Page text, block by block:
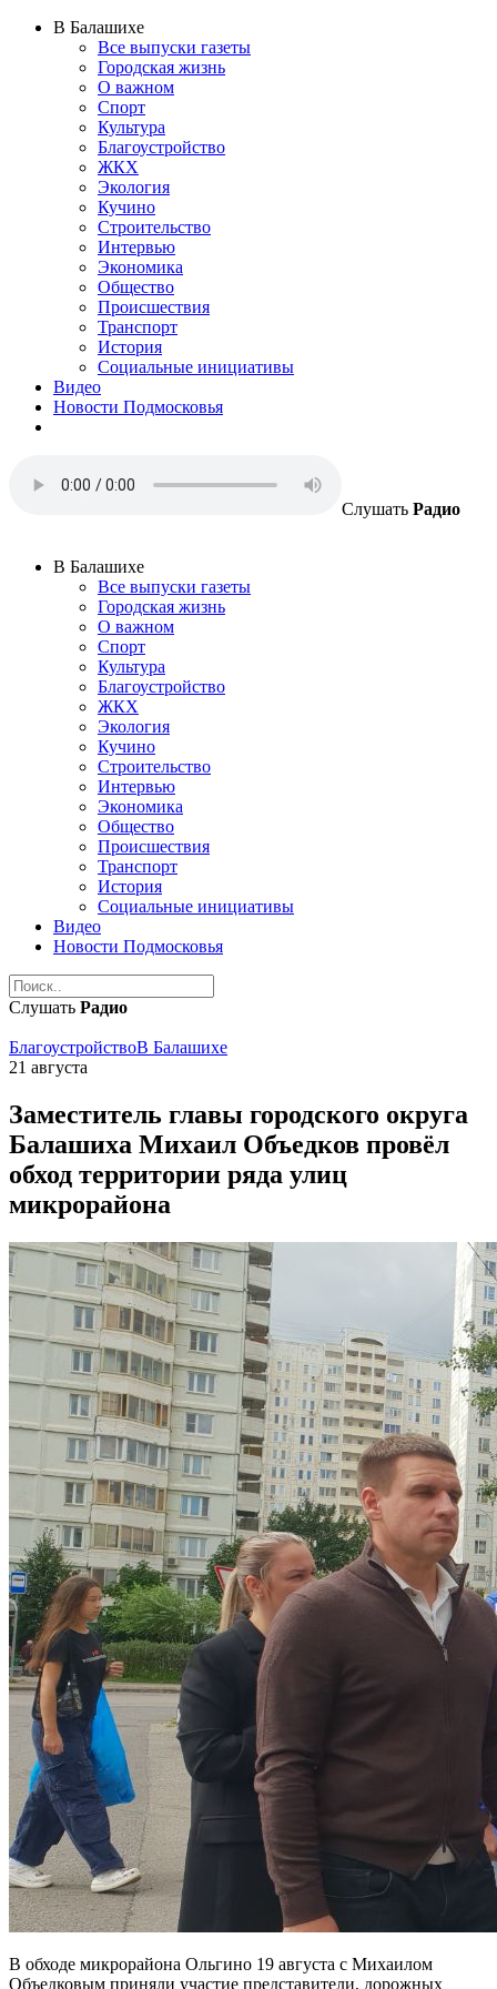
В Балашихе
Все выпуски газеты
Городская жизнь
О важном
Спорт
Культура
Благоустройство
ЖКХ
Экология
Кучино
Строительство
Интервью
Экономика
Общество
Происшествия
Транспорт
История
Социальные инициативы
Видео
Новости Подмосковья
Слушать Радио
В Балашихе
Все выпуски газеты
Городская жизнь
О важном
Спорт
Культура
Благоустройство
ЖКХ
Экология
Кучино
Строительство
Интервью
Экономика
Общество
Происшествия
Транспорт
История
Социальные инициативы
Видео
Новости Подмосковья
Слушать Радио
БлагоустройствоВ Балашихе
21 августа
Заместитель главы городского округа
Балашиха Михаил Объедков провёл
обход территории ряда улиц
микрорайона
В обходе микрорайона Ольгино 19 августа с Михаилом
Объедковым приняли участие представители, дорожных